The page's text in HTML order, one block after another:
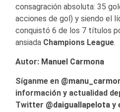
consagración absoluta: 35
acciones de gol) y siendo el
conquistó 6 de los 7 títulos
ansiada Champions League.
Autor: Manuel Carmona
Síganme en
información y actualidad
Twitter @daiguallapelota y